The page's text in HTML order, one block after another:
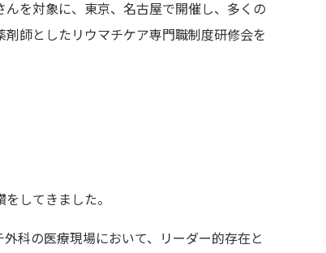
を対象に、東京、名古屋で開催し、多くの
師としたリウマチケア専門職制度研修会を
してきました。
科の医療現場において、リーダー的存在と